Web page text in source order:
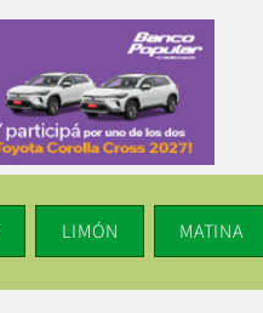
LIMÓN MATINA